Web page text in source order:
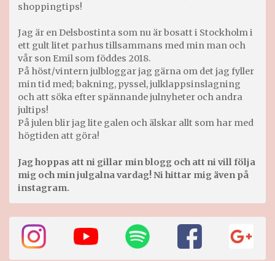
shoppingtips!
Jag är en Delsbostinta som nu är bosatt i Stockholm i
ett gult litet parhus tillsammans med min man och
vår son Emil som föddes 2018.
På höst/vintern julbloggar jag gärna om det jag fyller
min tid med; bakning, pyssel, julklappsinslagning
och att söka efter spännande julnyheter och andra
jultips!
På julen blir jag lite galen och älskar allt som har med
högtiden att göra!
Jag hoppas att ni gillar min blogg och att ni vill följa
mig och min julgalna vardag! Ni hittar mig även på
instagram.